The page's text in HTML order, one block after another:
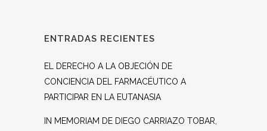
ENTRADAS RECIENTES
EL DERECHO A LA OBJECIÓN DE
CONCIENCIA DEL FARMACÉUTICO A
PARTICIPAR EN LA EUTANASIA
IN MEMORIAM DE DIEGO CARRIAZO TOBAR,